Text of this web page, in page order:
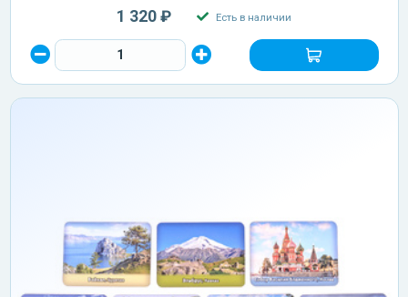
1 320 ₽ Есть в наличии